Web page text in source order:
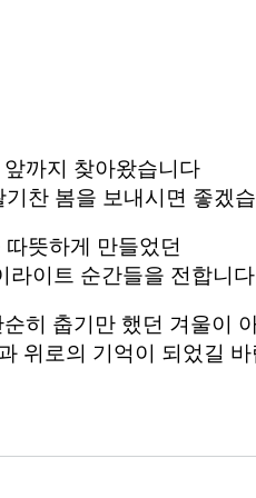
까지 찾아왔습니다
찬 봄을 보내시면 좋겠
뜻하게 만들었던
라이트 순간들을 전합니다
히 춥기만 했던 겨울이
위로의 기억이 되었길